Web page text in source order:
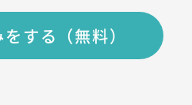
する（無料）